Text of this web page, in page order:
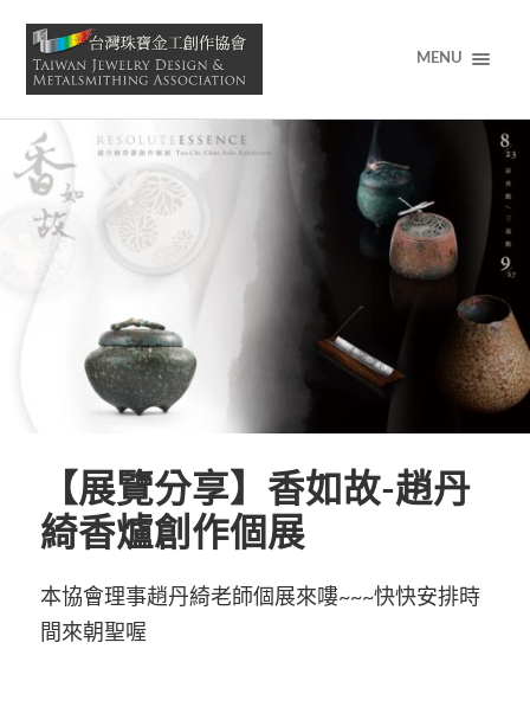
MENU
【展覽分享】香如故-趙丹
綺香爐創作個展
本協會理事趙丹綺老師個展來嘍~~~快快安排時
間來朝聖喔